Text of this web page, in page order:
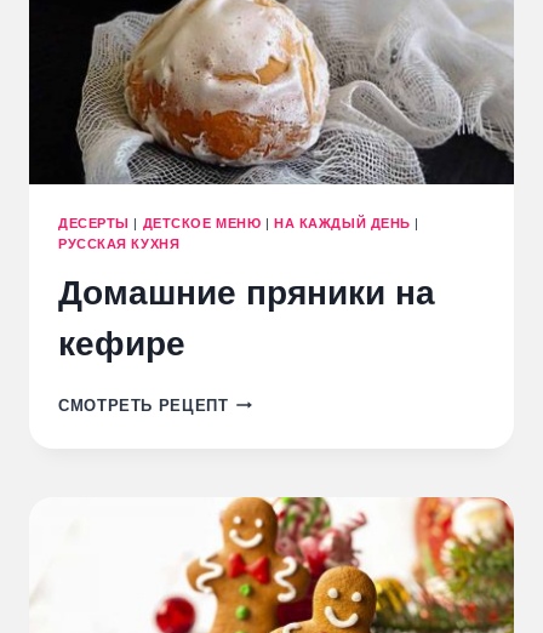
ДЕСЕРТЫ | ДЕТСКОЕ МЕНЮ |НА КАЖДЫЙ ДЕНЬ |
РУССКАЯ КУХНЯ
Домашние пряники на
кефире
СМОТРЕТЬ РЕЦЕПТДОМАШНИЕ